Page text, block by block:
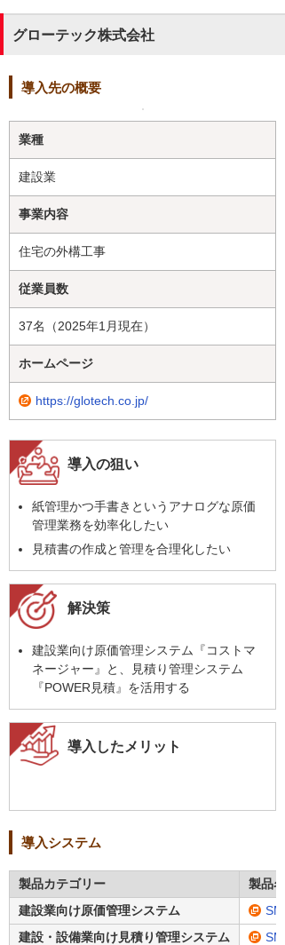
グローテック株式会社
導入先の概要
業種
建設業
事業内容
住宅の外構工事
従業員数
37名（2025年1月現在）
ホームページ
https://glotech.co.jp/
導入の狙い
紙管理かつ手書きというアナログな原価
管理業務を効率化したい
見積書の作成と管理を合理化したい
解決策
建設業向け原価管理システム『コストマ
ネージャー』と、見積り管理システム
『POWER見積』を活用する
導入したメリット
導入システム
製品カテゴリー
製品
建設業向け原価管理システム
建設・設備業向け見積り管理システム